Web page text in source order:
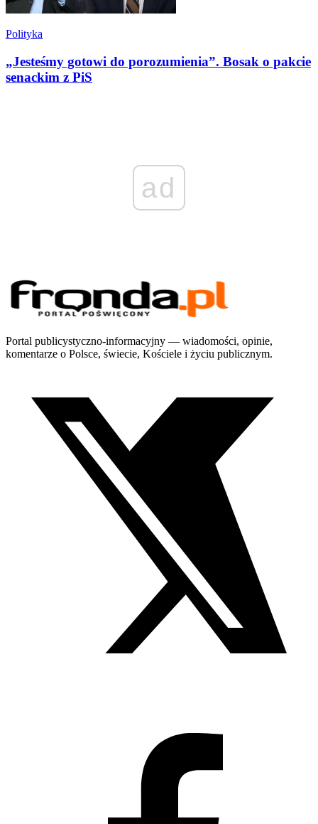
Polityka
„Jesteśmy gotowi do porozumienia”. Bosak o pakcie
senackim z PiS
ad
Portal publicystyczno-informacyjny — wiadomości, opinie,
komentarze o Polsce, świecie, Kościele i życiu publicznym.